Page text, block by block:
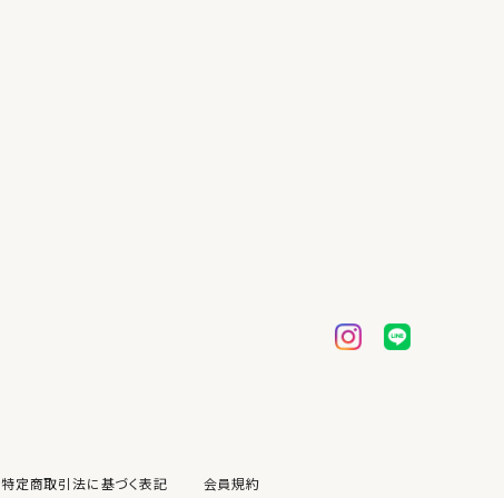
特定商取引法に基づく表記 会員規約